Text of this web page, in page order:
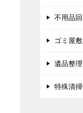
不用品回
ゴミ屋
遺品整理
特殊清